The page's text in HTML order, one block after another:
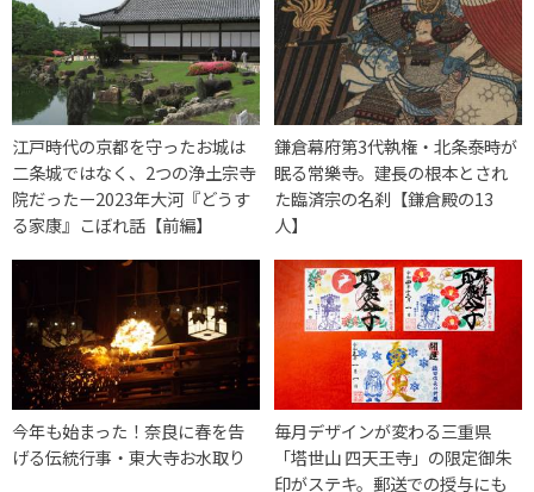
江戸時代の京都を守ったお城は
二条城ではなく、2つの浄土宗寺
院だったー2023年大河『どうす
る家康』こぼれ話【前編】
鎌倉幕府第3代執権・北条泰時が
眠る常樂寺。建長の根本とされ
た臨済宗の名刹【鎌倉殿の13
人】
今年も始まった！奈良に春を告
げる伝統行事・東大寺お水取り
毎月デザインが変わる三重県
「塔世山 四天王寺」の限定御朱
印がステキ。郵送での授与にも